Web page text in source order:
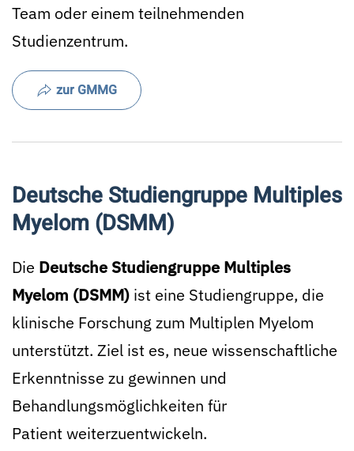
Team oder einem teilnehmenden
Studienzentrum.
zur GMMG
Deutsche Studiengruppe Multiples
Myelom (DSMM)
Die Deutsche Studiengruppe Multiples
Myelom (DSMM) ist eine Studiengruppe, die
klinische Forschung zum Multiplen Myelom
unterstützt. Ziel ist es, neue wissenschaftliche
Erkenntnisse zu gewinnen und
Behandlungsmöglichkeiten für
Patient weiterzuentwickeln.